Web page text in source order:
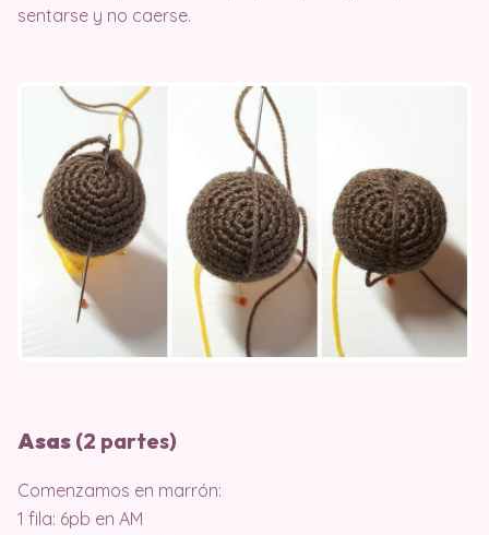
sentarse y no caerse.
Asas (2 partes)
Comenzamos en marrón:
1 fila: 6pb en AM